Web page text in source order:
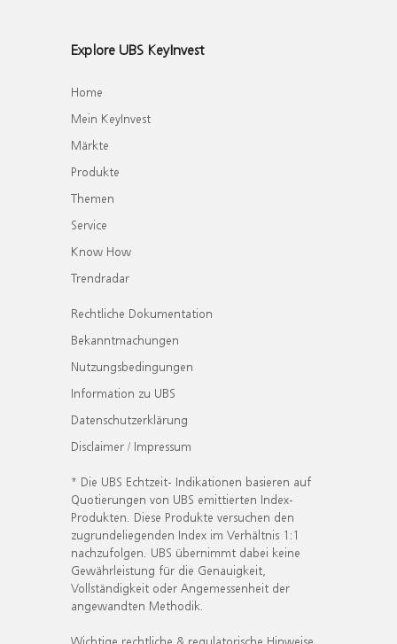
Explore UBS KeyInvest
Home
Mein KeyInvest
Märkte
Produkte
Themen
Service
Know How
Trendradar
Rechtliche Dokumentation
Bekanntmachungen
Nutzungsbedingungen
Information zu UBS
Datenschutzerklärung
Disclaimer / Impressum
* Die UBS Echtzeit- Indikationen basieren auf
Quotierungen von UBS emittierten Index-
Produkten. Diese Produkte versuchen den
zugrundeliegenden Index im Verhältnis 1:1
nachzufolgen. UBS übernimmt dabei keine
Gewährleistung für die Genauigkeit,
Vollständigkeit oder Angemessenheit der
angewandten Methodik.